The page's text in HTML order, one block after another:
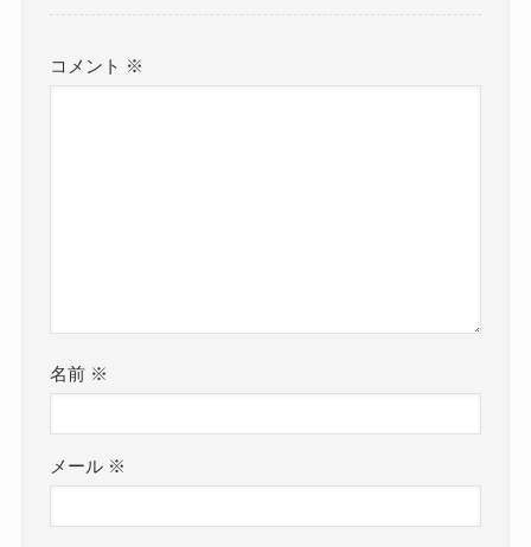
コメント ※
名前 ※
メール ※